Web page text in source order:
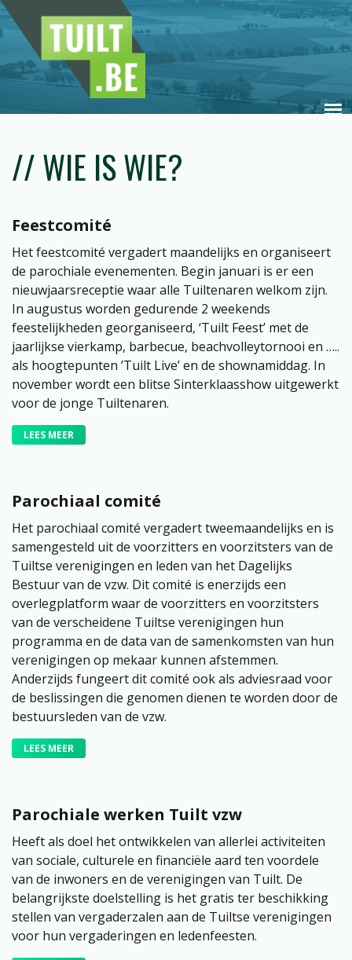
Main menu
Skip to main content
// WIE IS WIE?
Feestcomité
Het feestcomité vergadert maandelijks en organiseert
de parochiale evenementen. Begin januari is er een
nieuwjaarsreceptie waar alle Tuiltenaren welkom zijn.
In augustus worden gedurende 2 weekends
feestelijkheden georganiseerd, ‘Tuilt Feest’ met de
jaarlijkse vierkamp, barbecue, beachvolleytornooi en …..
als hoogtepunten ’Tuilt Live’ en de shownamiddag. In
november wordt een blitse Sinterklaasshow uitgewerkt
voor de jonge Tuiltenaren.
LEES MEER
Parochiaal comité
Het parochiaal comité vergadert tweemaandelijks en is
samengesteld uit de voorzitters en voorzitsters van de
Tuiltse verenigingen en leden van het Dagelijks
Bestuur van de vzw. Dit comité is enerzijds een
overlegplatform waar de voorzitters en voorzitsters
van de verscheidene Tuiltse verenigingen hun
programma en de data van de samenkomsten van hun
verenigingen op mekaar kunnen afstemmen.
Anderzijds fungeert dit comité ook als adviesraad voor
de beslissingen die genomen dienen te worden door de
bestuursleden van de vzw.
LEES MEER
Parochiale werken Tuilt vzw
Heeft als doel het ontwikkelen van allerlei activiteiten
van sociale, culturele en financiële aard ten voordele
van de inwoners en de verenigingen van Tuilt. De
belangrijkste doelstelling is het gratis ter beschikking
stellen van vergaderzalen aan de Tuiltse verenigingen
voor hun vergaderingen en ledenfeesten.